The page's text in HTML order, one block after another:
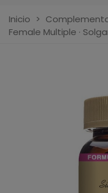
Inicio >
Female Multiple ·